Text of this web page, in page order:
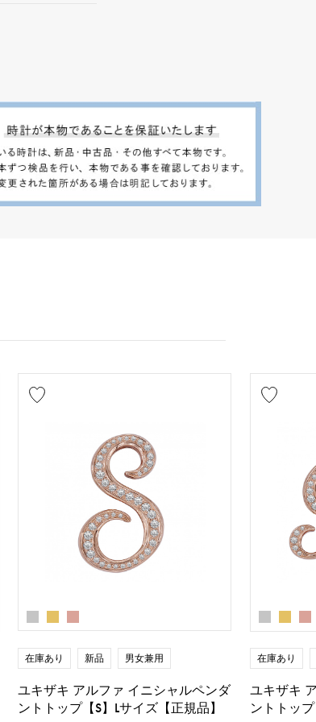
在庫あり 新品 男女兼用
ユキザキ アルファ イニシャルペンダ
ントトップ【S】Lサイズ【正規品】
在庫あり
ユキザキ
ントトッ